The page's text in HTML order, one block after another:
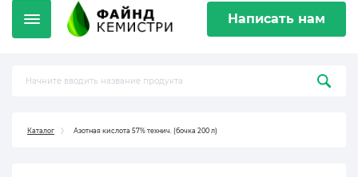
Написать нам
Каталог Азотная кислота 57% технич. (бочка 200 л)